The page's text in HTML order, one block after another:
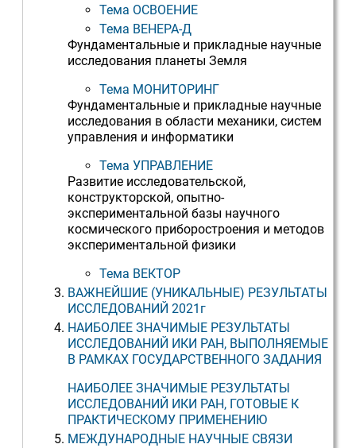
Тема ОСВОЕНИЕ
Тема ВЕНЕРА-Д
Фундаментальные и прикладные научные
исследования планеты Земля
Тема МОНИТОРИНГ
Фундаментальные и прикладные научные
исследования в области механики, систем
управления и информатики
Тема УПРАВЛЕНИЕ
Развитие исследовательской,
конструкторской, опытно-
экспериментальной базы научного
космического приборостроения и методов
экспериментальной физики
Тема ВЕКТОР
ВАЖНЕЙШИЕ (УНИКАЛЬНЫЕ) РЕЗУЛЬТАТЫ
ИССЛЕДОВАНИЙ 2021г
НАИБОЛЕЕ ЗНАЧИМЫЕ РЕЗУЛЬТАТЫ
ИССЛЕДОВАНИЙ ИКИ РАН, ВЫПОЛНЯЕМЫЕ
В РАМКАХ ГОСУДАРСТВЕННОГО ЗАДАНИЯ
НАИБОЛЕЕ ЗНАЧИМЫЕ РЕЗУЛЬТАТЫ
ИССЛЕДОВАНИЙ ИКИ РАН, ГОТОВЫЕ К
ПРАКТИЧЕСКОМУ ПРИМЕНЕНИЮ
МЕЖДУНАРОДНЫЕ НАУЧНЫЕ СВЯЗИ